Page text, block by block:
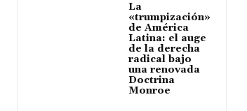
La
«trumpización»
de América
Latina: el auge
de la derecha
radical bajo
una renovada
Doctrina
Monroe